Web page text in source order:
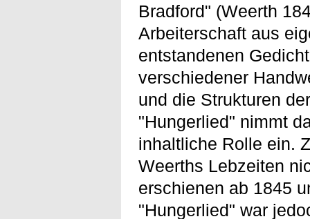
Bradford" (Weerth
Arbeiterschaft aus
entstandenen
verschiedener
und die Strukturen
"Hungerlied" nimmt
inhaltliche Rolle ein.
Weerths Lebzeiten
erschienen ab 1845
"Hungerlied" war